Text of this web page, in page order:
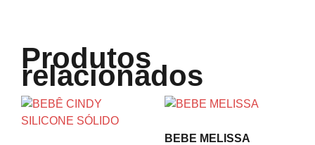
Produtos
relacionados
BEBE MELISSA